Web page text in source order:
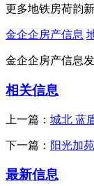
更多地铁房荷韵
金企企房产信息
金企企房产信息
相关信息
上一篇： 城北 蓝
下一篇： 阳光加
最新信息